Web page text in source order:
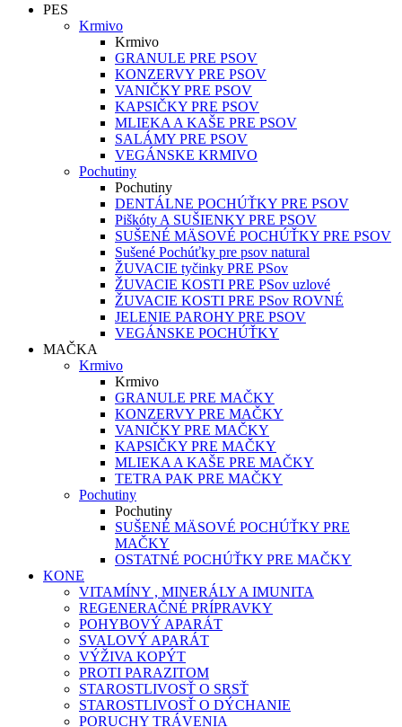
PES
Krmivo
Krmivo
GRANULE PRE PSOV
KONZERVY PRE PSOV
VANIČKY PRE PSOV
KAPSIČKY PRE PSOV
MLIEKA A KAŠE PRE PSOV
SALÁMY PRE PSOV
VEGÁNSKE KRMIVO
Pochutiny
Pochutiny
DENTÁLNE POCHÚŤKY PRE PSOV
Piškóty A SUŠIENKY PRE PSOV
SUŠENÉ MÄSOVÉ POCHÚŤKY PRE PSOV
Sušené Pochúťky pre psov natural
ŽUVACIE tyčinky PRE PSov
ŽUVACIE KOSTI PRE PSov uzlové
ŽUVACIE KOSTI PRE PSov ROVNÉ
JELENIE PAROHY PRE PSOV
VEGÁNSKE POCHÚŤKY
MAČKA
Krmivo
Krmivo
GRANULE PRE MAČKY
KONZERVY PRE MAČKY
VANIČKY PRE MAČKY
KAPSIČKY PRE MAČKY
MLIEKA A KAŠE PRE MAČKY
TETRA PAK PRE MAČKY
Pochutiny
Pochutiny
SUŠENÉ MÄSOVÉ POCHÚŤKY PRE
MAČKY
OSTATNÉ POCHÚŤKY PRE MAČKY
KONE
VITAMÍNY , MINERÁLY A IMUNITA
REGENERAČNÉ PRÍPRAVKY
POHYBOVÝ APARÁT
SVALOVÝ APARÁT
VÝŽIVA KOPÝT
PROTI PARAZITOM
STAROSTLIVOSŤ O SRSŤ
STAROSTLIVOSŤ O DÝCHANIE
PORUCHY TRÁVENIA